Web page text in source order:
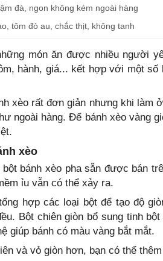
đà, ngon không kém ngoài hàng
tôm đỏ au, chắc thịt, không tanh
món ăn được nhiều người
hành, giá... kết hợp với một
xèo rất đơn giản nhưng khi làm
ngoài hàng. Để bánh xèo vàng
xèo
bánh xèo pha sẵn được bán
ỉu vẫn có thể xảy ra.
hợp các loại bột để tạo độ
Bột chiên giòn bổ sung tinh
giúp bánh có màu vàng bắt mắt.
và vỏ giòn hơn, bạn có thể